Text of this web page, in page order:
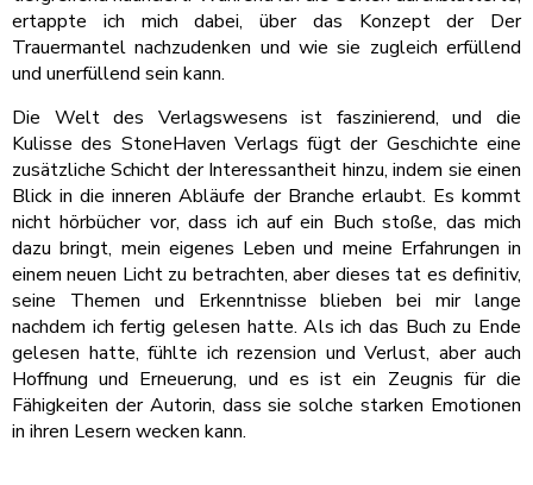
ertappte ich mich dabei, über das Konzept der Der
Trauermantel nachzudenken und wie sie zugleich erfüllend
und unerfüllend sein kann.
Die Welt des Verlagswesens ist faszinierend, und die
Kulisse des StoneHaven Verlags fügt der Geschichte eine
zusätzliche Schicht der Interessantheit hinzu, indem sie einen
Blick in die inneren Abläufe der Branche erlaubt. Es kommt
nicht hörbücher vor, dass ich auf ein Buch stoße, das mich
dazu bringt, mein eigenes Leben und meine Erfahrungen in
einem neuen Licht zu betrachten, aber dieses tat es definitiv,
seine Themen und Erkenntnisse blieben bei mir lange
nachdem ich fertig gelesen hatte. Als ich das Buch zu Ende
gelesen hatte, fühlte ich rezension und Verlust, aber auch
Hoffnung und Erneuerung, und es ist ein Zeugnis für die
Fähigkeiten der Autorin, dass sie solche starken Emotionen
in ihren Lesern wecken kann.